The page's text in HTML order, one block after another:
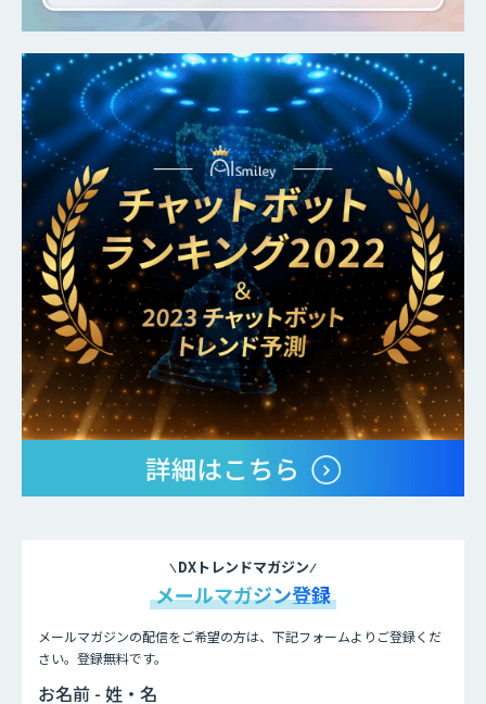
DXトレンドマガジン
メールマガジン登録
メールマガジンの配信をご希望の方は、下記フォームよりご登録くだ
さい。登録無料です。
お名前 - 姓・名